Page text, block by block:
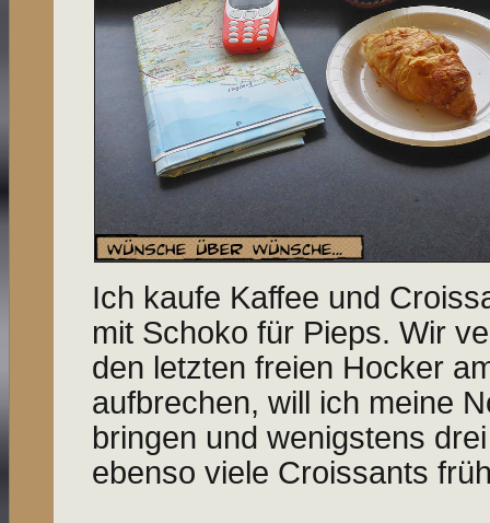
Ich kaufe Kaffee und
mit Schoko für Pieps. Wir
den letzten freien Hocker
aufbrechen, will ich meine
bringen und wenigstens
ebenso viele Croissants